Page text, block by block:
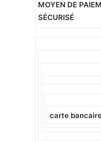
MOYEN DE
SÉCURISÉ
carte